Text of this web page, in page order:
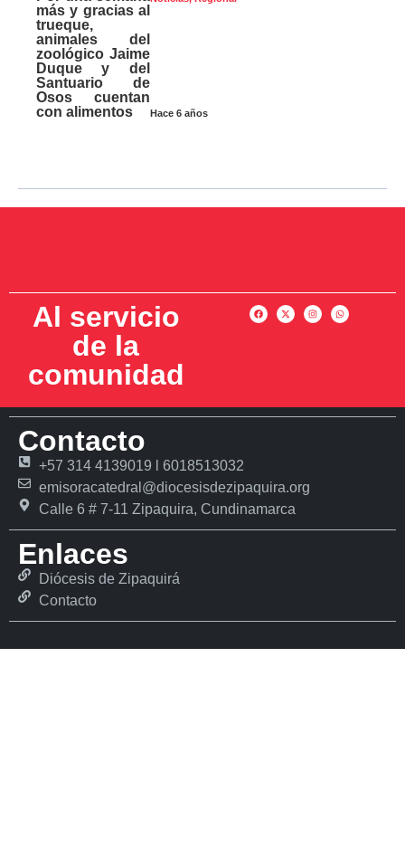
Hace 6 años
más y gracias al
trueque,
animales del
zoológico Jaime
Duque y del
Santuario de
Osos cuentan
con alimentos
Al servicio
de la
comunidad
Contacto
+57 314 4139019 l 6018513032
emisoracatedral@diocesisdezipaquira.org
Calle 6 # 7-11 Zipaquira, Cundinamarca
Enlaces
Diócesis de Zipaquirá
Contacto